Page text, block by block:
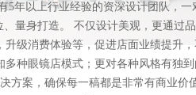
5年以上行业经验的资深设计团队，一
、量身打造。 不仅设计美观，更通过
升级消费体验等，促进店面业绩提升
多种眼镜店模式；更对各种风格有独
方案，确保每一稿都是非常有商业价